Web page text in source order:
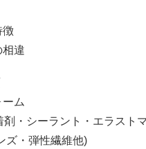
違
ム
・シーラント・エラスト
・弾性繊維他)